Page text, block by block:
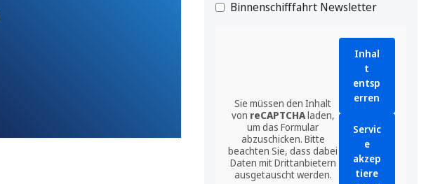
Binnenschifffahrt Newsletter
Sie müssen den Inhalt
von reCAPTCHAladen,
um das Formular
abzuschicken. Bitte
beachten Sie, dass dabei
Daten mit Drittanbietern
ausgetauscht werden.
Inhal
t
entsp
erren
Servic
e
akzep
tiere